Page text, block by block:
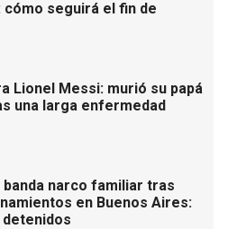
cómo seguirá el fin de
Lionel Messi: murió su papá
una larga enfermedad
banda narco familiar tras
en Buenos Aires:
detenidos